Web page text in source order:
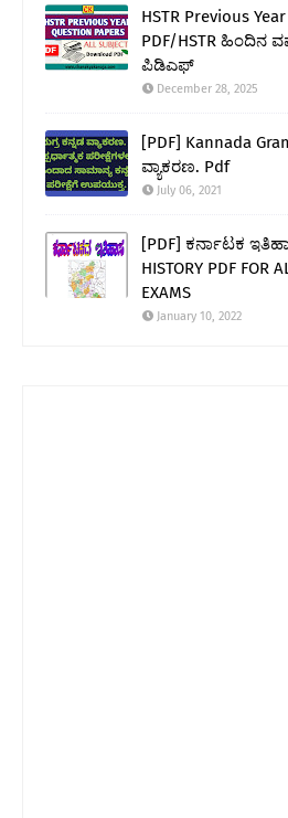
HSTR Previous
PDF/HSTR ಹಿಂದಿನ
ಪಿಡಿಎಫ್
December 28, 2025
[PDF] Kannada
ವ್ಯಾಕರಣ. Pdf
July 06, 2021
[PDF] ಕರ್ನಾಟಕ
HISTORY PDF FOR
EXAMS
January 10, 2022